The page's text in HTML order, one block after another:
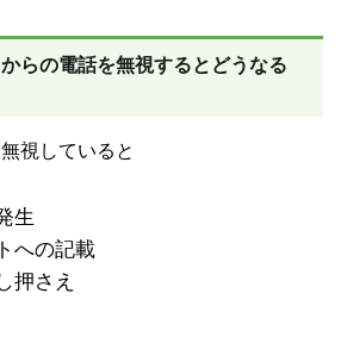
からの電話を無視するとどうなる
視していると
生
への記載
押さえ